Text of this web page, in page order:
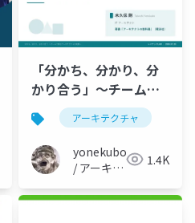
e-khoolソフトウェア
「分かち、分かり、分
かり合う」〜チームで
育むアーキテクチャの
実践〜
アーキテクチャ
yonekubo
/ アーキテ
科書
1.4K